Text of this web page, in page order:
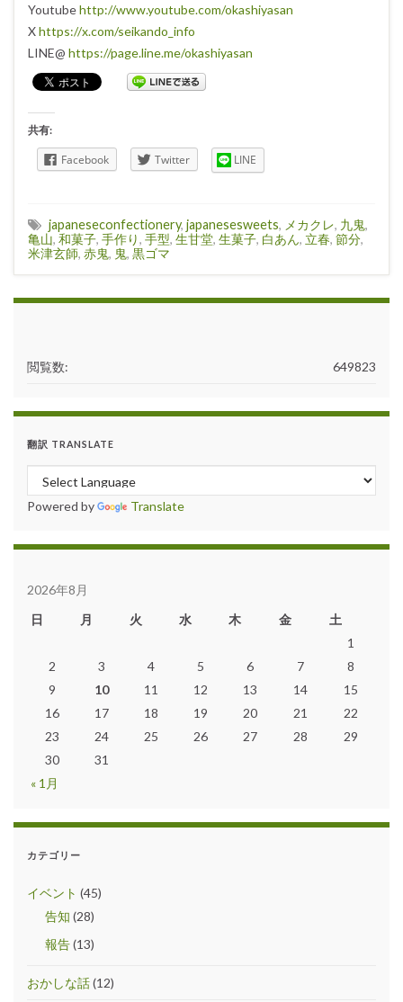
Youtubehttp://www.youtube.com/okashiyasan
Xhttps://x.com/seikando_info
LINE@ https://page.line.me/okashiyasan
共有:
Facebook Twitter LINE
japaneseconfectionery, japanesesweets, メカクレ, 九鬼,
亀山, 和菓子, 手作り, 手型, 生甘堂, 生菓子, 白あん, 立春, 節分,
米津玄師, 赤鬼, 鬼, 黒ゴマ
649823
閲覧数:
翻訳 TRANSLATE
Powered by Translate
2026年8月
日
月 火 水 木 金 土
« 1月
1
2
3 4 5 6 7
8
9
10 11 12 13 14
15
16
17 18 19 20 21
22
23
24 25 26 27 28
29
30
31
カテゴリー
イベント (45)
告知 (28)
報告(13)
おかしな話(12)